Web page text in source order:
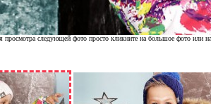
просмотра следующей фото просто кликните на большое фото или